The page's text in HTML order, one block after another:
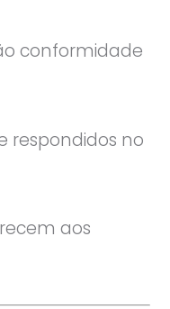
conformidade
respondidos no
aos